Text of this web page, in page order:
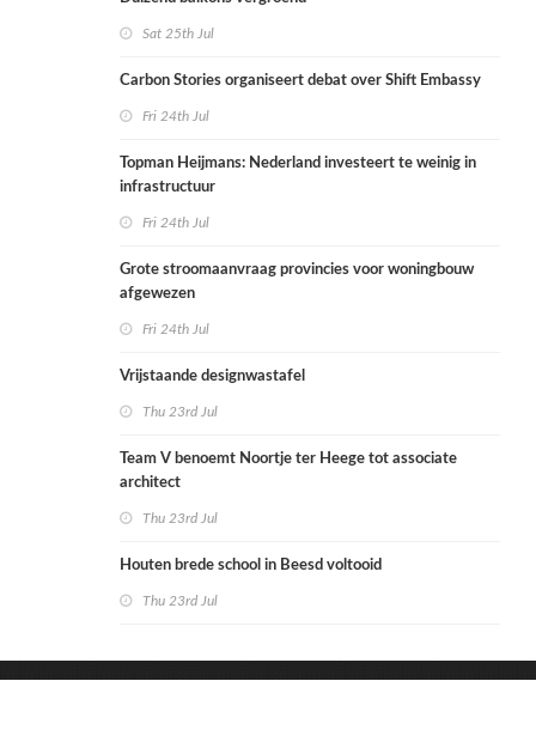
Sat 25th Jul
Carbon Stories organiseert debat over Shift Embassy
Fri 24th Jul
Topman Heijmans: Nederland investeert te weinig in
infrastructuur
Fri 24th Jul
Grote stroomaanvraag provincies voor woningbouw
afgewezen
Fri 24th Jul
Vrijstaande designwastafel
Thu 23rd Jul
Team V benoemt Noortje ter Heege tot associate
architect
Thu 23rd Jul
Houten brede school in Beesd voltooid
Thu 23rd Jul